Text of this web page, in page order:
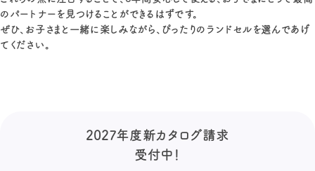
のパートナーを見つけることができるはずです。
ぜひ、お子さまと一緒に楽しみながら、ぴったりのランドセルを選んであげ
てください。
2027年度新カタログ請求
受付中！